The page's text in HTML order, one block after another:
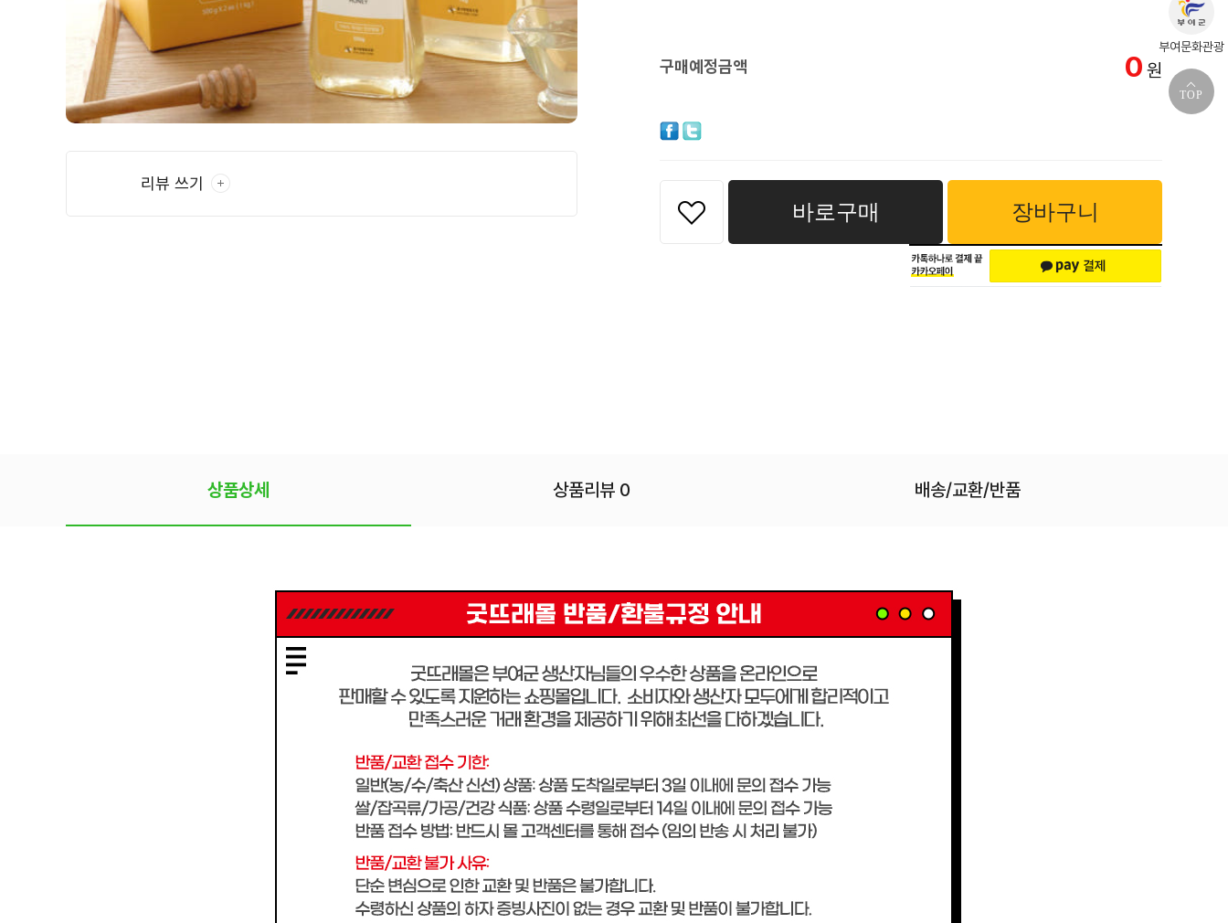
부여문화관광
TOP
리뷰 쓰기
구매예정금액 0 원
바로구매 장바구니
상품상세 상품리뷰 0 배송/교환/반품